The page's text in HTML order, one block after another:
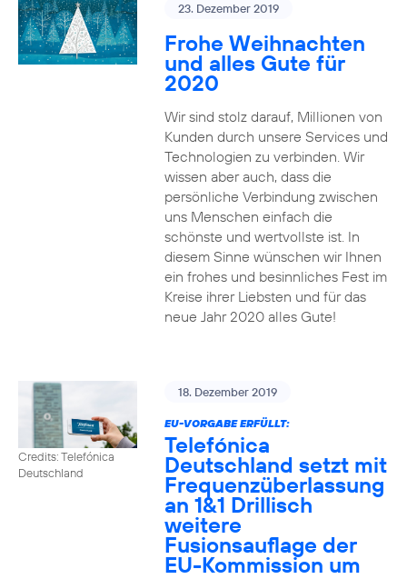
23. Dezember 2019
Frohe Weihnachten
und alles Gute für
2020
Wir sind stolz darauf, Millionen von
Kunden durch unsere Services und
Technologien zu verbinden. Wir
wissen aber auch, dass die
persönliche Verbindung zwischen
uns Menschen einfach die
schönste und wertvollste ist. In
diesem Sinne wünschen wir Ihnen
ein frohes und besinnliches Fest im
Kreise ihrer Liebsten und für das
neue Jahr 2020 alles Gute!
Credits: Telefónica
Deutschland
18. Dezember 2019
EU-VORGABE ERFÜLLT:
Telefónica
Deutschland setzt mit
Frequenzüberlassung
an 1&1 Drillisch
weitere
Fusionsauflage der
EU-Kommission um